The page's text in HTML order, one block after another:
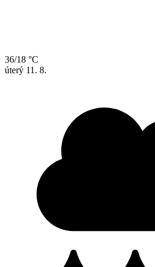
36/18 °C
úterý 11. 8.